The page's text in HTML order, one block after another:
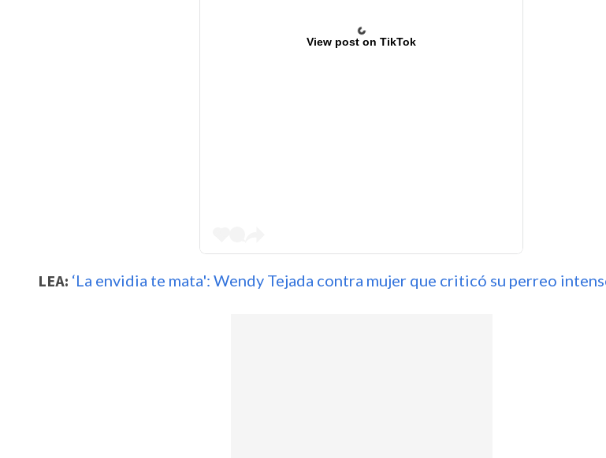
View post on TikTok
LEA: ‘La envidia te mata': Wendy Tejada contra mujer que criticó su perreo